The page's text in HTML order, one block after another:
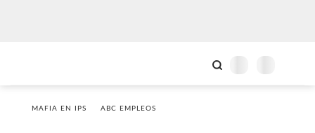
MAFIA EN IPS ABC EMPLEOS